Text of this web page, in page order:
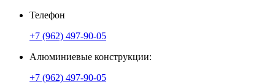
Телефон
+7 (962) 497-90-05
Алюминиевые конструкции:
+7 (962) 497-90-05